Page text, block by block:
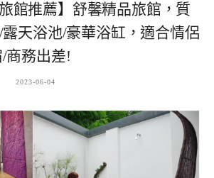
館推薦】舒馨精品旅館，質
天浴池/豪華浴缸，適合情侶
商務出差!
2023-06-04